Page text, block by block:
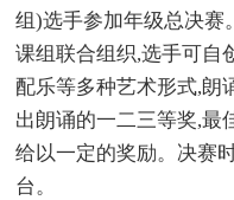
组)选手参加年级总决赛
课组联合组织,选手可自
配乐等多种艺术形式,
出朗诵的一二三等奖,最
给以一定的奖励。决赛
台。